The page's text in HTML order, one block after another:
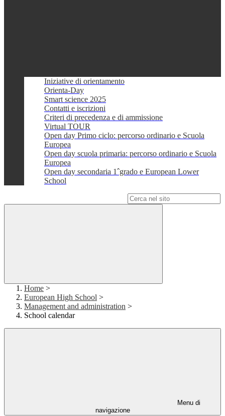
Iniziative di orientamento
Orienta-Day
Smart science 2025
Contatti e iscrizioni
Criteri di precedenza e di ammissione
Virtual TOUR
Open day Primo ciclo: percorso ordinario e Scuola
Europea
Open day scuola primaria: percorso ordinario e Scuola
Europea
Open day secondaria 1ˆgrado e European Lower
School
Home >
European High School >
Management and administration >
School calendar
Menu di
navigazione